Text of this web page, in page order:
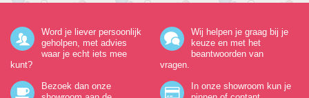
Word je liever persoonlijk
geholpen, met advies
waar je echt iets mee
kunt?
Wij helpen je graag bij je
keuze en met het
beantwoorden van
vragen.
Bezoek dan onze
In onze showroom kun je